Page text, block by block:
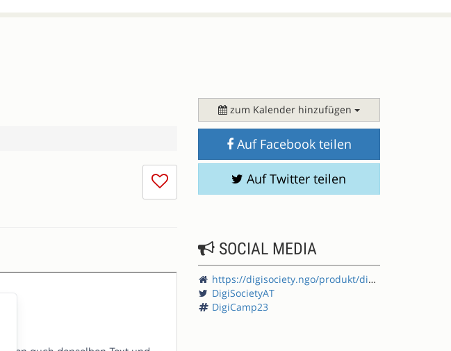
Ich
mag
nicht
zum Kalender hinzufügen
Auf Facebook teilen
Auf Twitter teilen
SOCIAL MEDIA
https://digisociety.ngo/produkt/digicamp-serie-die-zukunft-der-demokratie-barcamp/
DigiSocietyAT
DigiCamp23